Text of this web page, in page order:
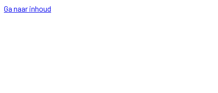
Ga naar inhoud